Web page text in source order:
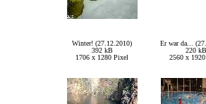
Winter! (27.12.2010)
392 kB
1706 x 1280 Pixel
Er war da...
220 kB
2560 x